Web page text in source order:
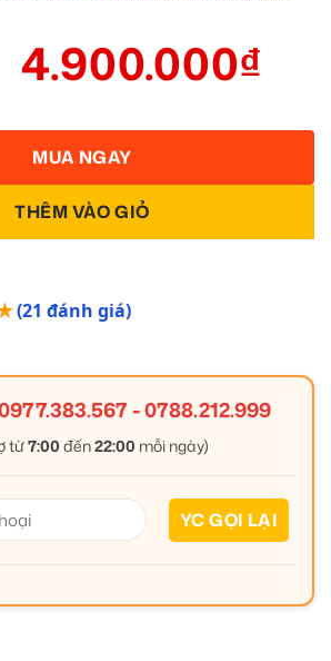
4.900.000₫
THÊM VÀO GIỎ
MUA NGAY
(21 đánh giá)
-0788.212.999
từ7:00 đến22:00 mỗi ngày)